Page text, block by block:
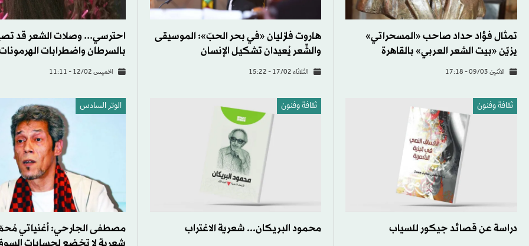
تمثال فؤاد حداد صاحب «المسحراتي»
يزيّن «بيت الشعر العربي» بالقاهرة
الاثنين 09/03 - 17:18
هاروت فازليان «في بحر الحبّ»: الموسيقى
والشِّعر يُعيدان تشكيل الإنسان
الثلاثاء 17/02 - 15:22
احترسي... وصلات الشعر قد
بالسرطان واضطرابات
الخميس 12/02 - 11:11
ثقافة وفنون
دراسة عن قصائد جيكور للسياب
ثقافة وفنون
محمود البريكان... شعرية الاغتراب
الوتر السادس
مصطفى الجارحي: أغنياتي